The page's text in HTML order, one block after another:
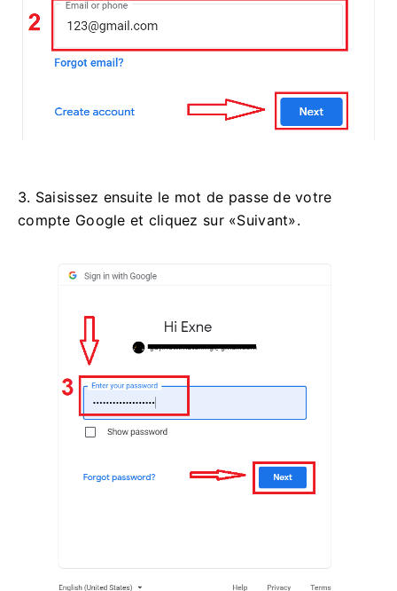
3. Saisissez ensuite le mot de passe de votre
compte Google et cliquez sur «Suivant».